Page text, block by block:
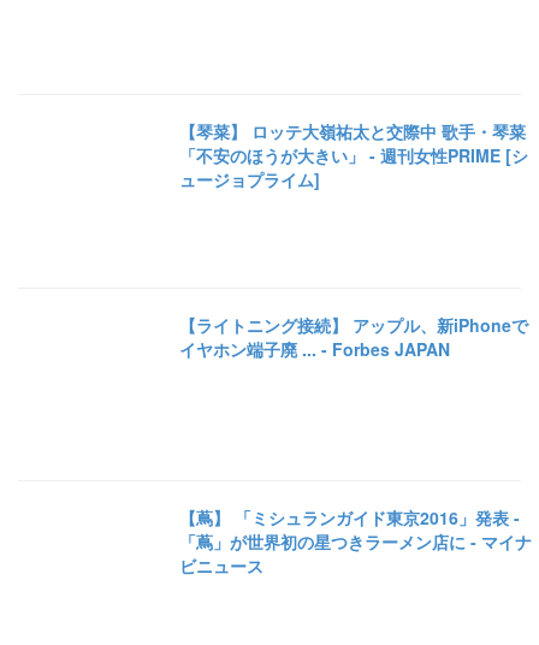
【琴菜】 ロッテ大嶺祐太と交際中 歌手・琴菜
「不安のほうが大きい」 - 週刊女性PRIME [シ
ュージョプライム]
【ライトニング接続】 アップル、新iPhoneで
イヤホン端子廃 ... - Forbes JAPAN
【蔦】 「ミシュランガイド東京2016」発表 -
「蔦」が世界初の星つきラーメン店に - マイナ
ビニュース